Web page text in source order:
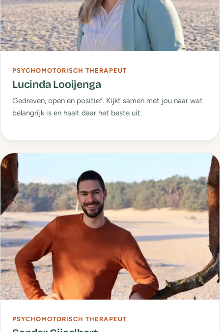
PSYCHOMOTORISCH THERAPEUT
Lucinda Looijenga
Gedreven, open en positief. Kijkt samen met jou naar wat
belangrijk is en haalt daar het beste uit.
PSYCHOMOTORISCH THERAPEUT